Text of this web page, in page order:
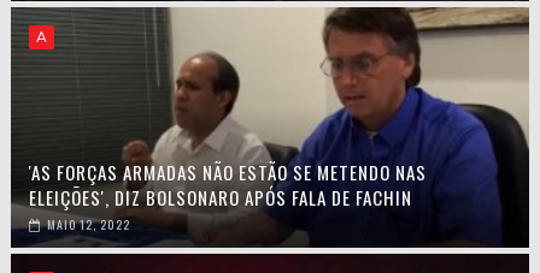
A
'AS FORÇAS ARMADAS NÃO ESTÃO SE METENDO NAS
ELEIÇÕES', DIZ BOLSONARO APÓS FALA DE FACHIN
MAIO 12, 2022